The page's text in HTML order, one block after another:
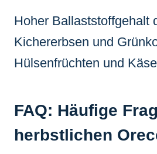
Hoher Ballaststoffgehalt
Kichererbsen und
Hülsenfrüchten und
FAQ: Häufige
herbstlichen